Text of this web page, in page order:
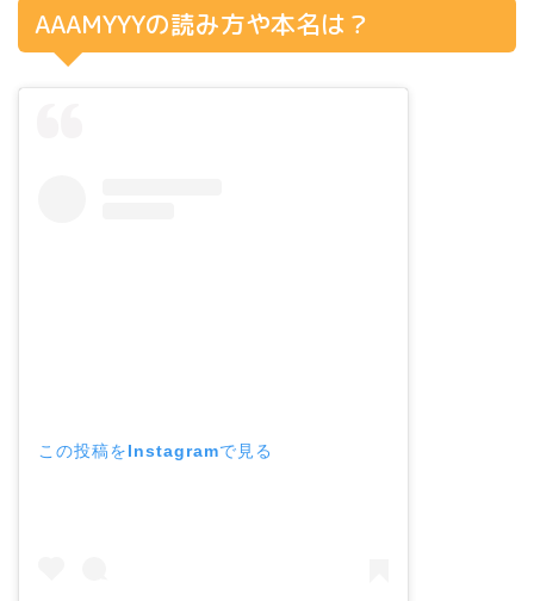
AAAMYYYの読み方や本名は？
この投稿をInstagramで見る